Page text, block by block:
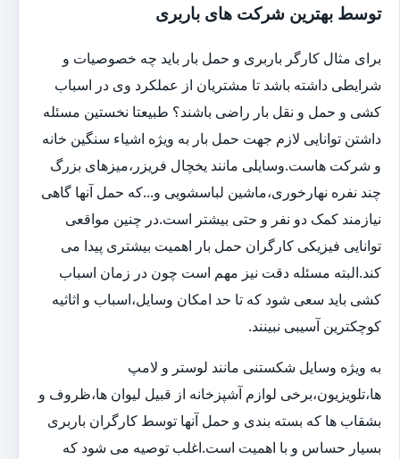
توسط بهترین شرکت های باربری
برای مثال کارگر باربری و حمل بار باید چه خصوصیات و
شرایطی داشته باشد تا مشتریان از عملکرد وی در اسباب
کشی و حمل و نقل بار راضی باشند؟ طبیعتا نخستین مسئله
داشتن توانایی لازم جهت حمل بار به ویژه اشیاء سنگین خانه
و شرکت هاست.وسایلی مانند یخچال فریزر،میزهای بزرگ
چند نفره نهارخوری،ماشین لباسشویی و...که حمل آنها گاهی
نیازمند کمک دو نفر و حتی بیشتر است.در چنین مواقعی
توانایی فیزیکی کارگران حمل بار اهمیت بیشتری پیدا می
کند.البته مسئله دقت نیز مهم است چون در زمان اسباب
کشی باید سعی شود که تا حد امکان وسایل،اسباب و اثاثیه
کوچکترین آسیبی نبینند.
به ویژه وسایل شکستنی مانند لوستر و لامپ
ها،تلویزیون،برخی لوازم آشپزخانه از قبیل لیوان ها،ظروف و
بشقاب ها که بسته بندی و حمل آنها توسط کارگران باربری
بسیار حساس و با اهمیت است.اغلب توصیه می شود که